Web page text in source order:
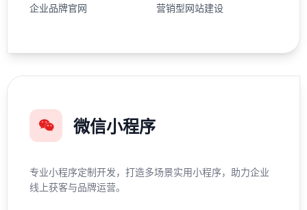
企业品牌官网
营销型网站建设
微信小程序
专业小程序定制开发，打造多场景实用小程序，助力企业
线上获客与品牌运营。